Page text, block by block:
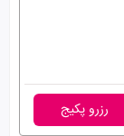
رزرو پکیج